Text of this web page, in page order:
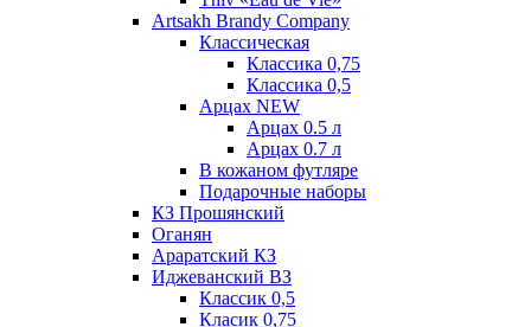
Artsakh Brandy Company
Классическая
Классика 0,75
Классика 0,5
Арцах NEW
Арцах 0.5 л
Арцах 0.7 л
В кожаном футляре
Подарочные наборы
КЗ Прошянский
Оганян
Араратский КЗ
Иджеванский ВЗ
Классик 0,5
Класик 0,75